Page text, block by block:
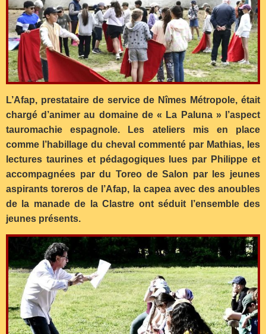
L’Afap, prestataire de service de Nîmes Métropole, était
chargé d’animer au domaine de « La Paluna » l’aspect
tauromachie espagnole. Les ateliers mis en place
comme l’habillage du cheval commenté par Mathias, les
lectures taurines et pédagogiques lues par Philippe et
accompagnées par du Toreo de Salon par les jeunes
aspirants toreros de l’Afap, la capea avec des anoubles
de la manade de la Clastre ont séduit l’ensemble des
jeunes présents.